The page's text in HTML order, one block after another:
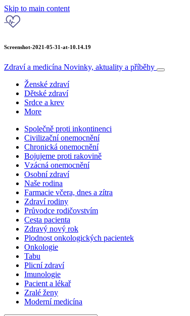
Skip to main content
Screenshot-2021-05-31-at-10.14.19
Zdraví a medicína Novinky, aktuality a příběhy
Ženské zdraví
Dětské zdraví
Srdce a krev
More
Společně proti inkontinenci
Civilizační onemocnění
Chronická onemocnění
Bojujeme proti rakovině
Vzácná onemocnění
Osobní zdraví
Naše rodina
Farmacie včera, dnes a zítra
Zdraví rodiny
Průvodce rodičovstvím
Cesta pacienta
Zdravý nový rok
Plodnost onkologických pacientek
Onkologie
Tabu
Plicní zdraví
Imunologie
Pacient a lékař
Zralé ženy
Moderní medicína